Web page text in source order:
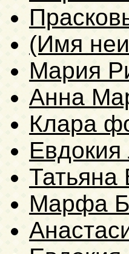
(Имя
Мария
Анна
Клара
Евдокия
Татьяна
Марфа